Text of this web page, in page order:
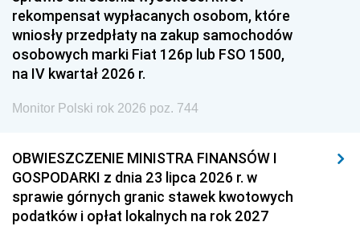
rekompensat wypłacanych osobom, które
wniosły przedpłaty na zakup samochodów
osobowych marki Fiat 126p lub FSO 1500,
na IV kwartał 2026 r.
Monitor Polski rok 2026 poz. 744
OBWIESZCZENIE MINISTRA FINANSÓW I
GOSPODARKI z dnia 23 lipca 2026 r. w
sprawie górnych granic stawek kwotowych
podatków i opłat lokalnych na rok 2027